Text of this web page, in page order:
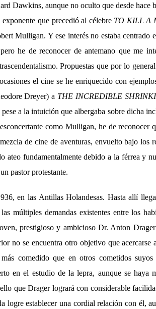
Dawkins, aunque no oculto que desde hace
que precedió al célebre TO KILL A
Mulligan. Y ese interés no estaba centrado
he de reconocer de antemano que me
Propuestas que por lo
el cine se he enriquecido con
Dreyer) a THE INCREDIBLE
a la intuición que albergaba sobre dicha
como Mulligan, he de reconocer
de cine de aventuras, envuelto bajo los
ateo fundamentalmente debido a la férrea y
pastor protestante.
en las Antillas Holandesas. Hasta allí
múltiples demandas existentes entre los
prestigioso y ambicioso Dr. Anton
no se encuentra otro objetivo que
comedido que en otros cometidos suyos
en el estudio de la lepra, aunque se haya
que Drager logrará con considerable
logre establecer una cordial relación con él,